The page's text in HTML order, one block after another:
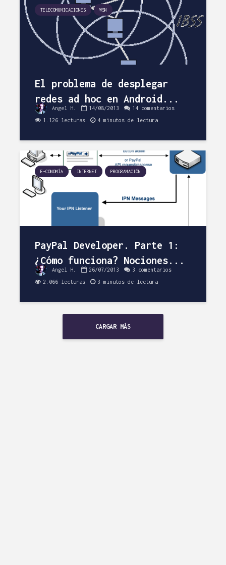
TELECOMUNICACIONES WSN
El problema de desplegar
redes ad hoc en Android...
Angel H. 14/08/2013 14 comentarios
1.126 lecturas 4 minutos de lectura
E-CONOMÍA INTERNET PROGRAMACIÓN
PayPal Developer. Parte 1:
¿Cómo funciona? Nociones...
Angel H. 26/07/2013 3 comentarios
2.066 lecturas 3 minutos de lectura
CARGAR MÁS
4 minutos de
lectura
Borrar directorio
(no vacío) en Linux
fácilmente
29/04/2013
33
comentarios
2 minutos de
lectura
lectura